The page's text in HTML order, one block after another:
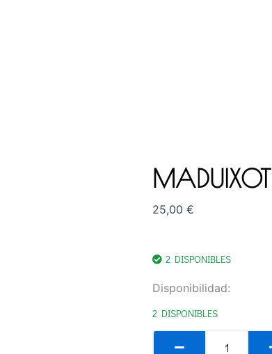
MADUIXOT
25,00€
2 DISPONIBLES
Disponibilidad:
2 DISPONIBLES
MADUIXOT